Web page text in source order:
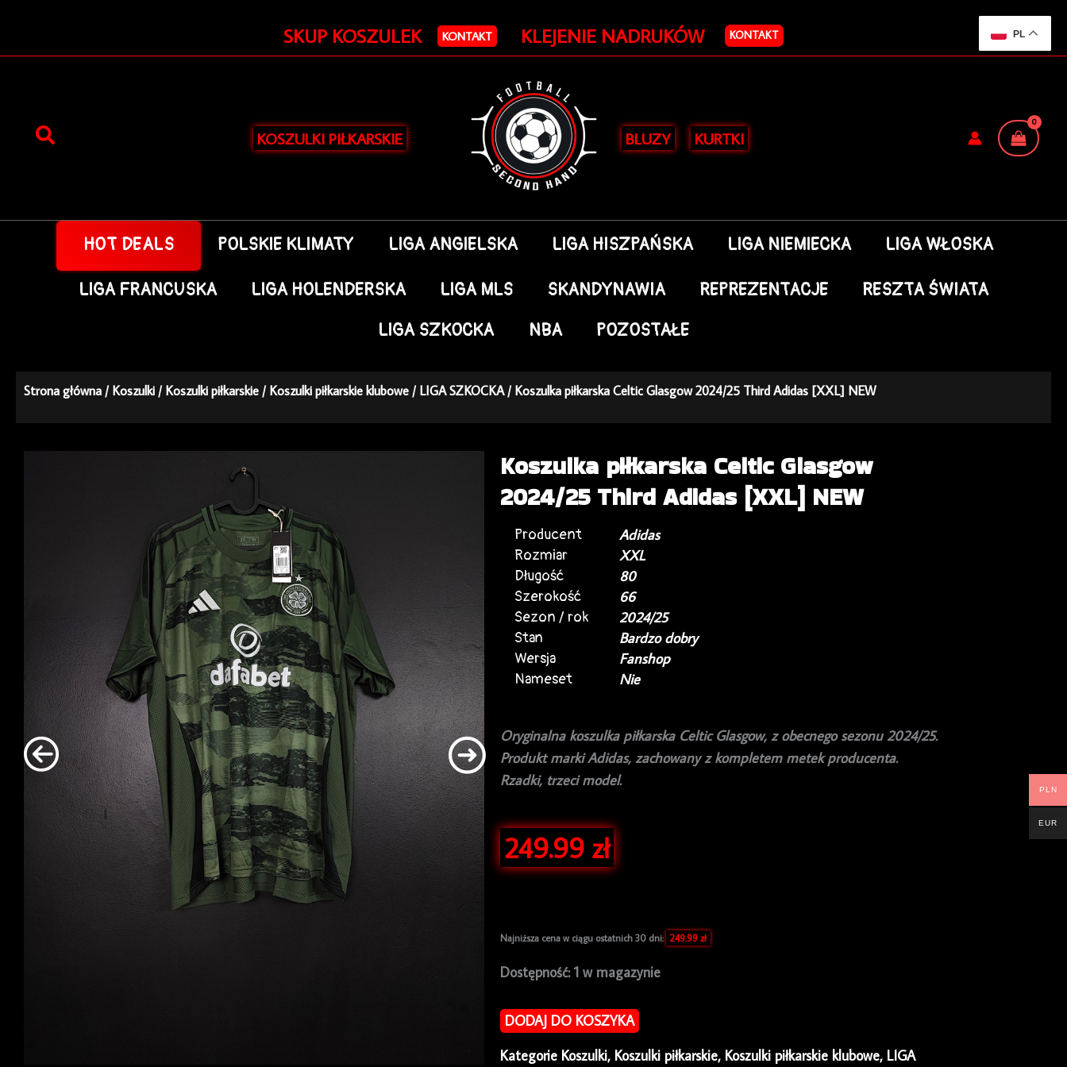
treści
SKUP KOSZULEK KONTAKT KLEJENIE NADRUKÓW KONTAKT
KOSZULKI PIŁKARSKIE BLUZY KURTKI
HOT DEALS POLSKIE KLIMATY LIGA ANGIELSKA LIGA HISZPAŃSKA LIGA NIEMIECKA LIGA WŁOSKA
LIGA FRANCUSKA LIGA HOLENDERSKA LIGA MLS SKANDYNAWIA REPREZENTACJE
RESZTA ŚWIATA
LIGA SZKOCKA
NBA POZOSTAŁE
Strona główna /Koszulki /Koszulki piłkarskie /Koszulki piłkarskie klubowe /LIGA SZKOCKA/ Koszulka piłkarska Celtic Glasgow 2024/25 Third Adidas [XXL] NEW
Koszulka piłkarska Celtic Glasgow
2024/25 Third Adidas [XXL] NEW
Producent
Adidas
Rozmiar
XXL
Długość
80
Szerokość
66
Sezon / rok
2024/25
Stan
Bardzo dobry
Wersja
Fanshop
Nameset
Nie
Oryginalna koszulka piłkarska Celtic Glasgow, z obecnego sezonu 2024/25.
Produkt marki Adidas, zachowany z kompletem metek producenta.
Rzadki, trzeci model.
249.99 zł
Najniższa cena w ciągu ostatnich 30 dni: 249.99 zł
Dostępność: 1 w magazynie
ilość
piłkarska
Celtic
Glasgow
DODAJ DO KOSZYKA
Kategorie Koszulki, Koszulki piłkarskie, Koszulki piłkarskie klubowe, LIGA
PL
PLN
EUR